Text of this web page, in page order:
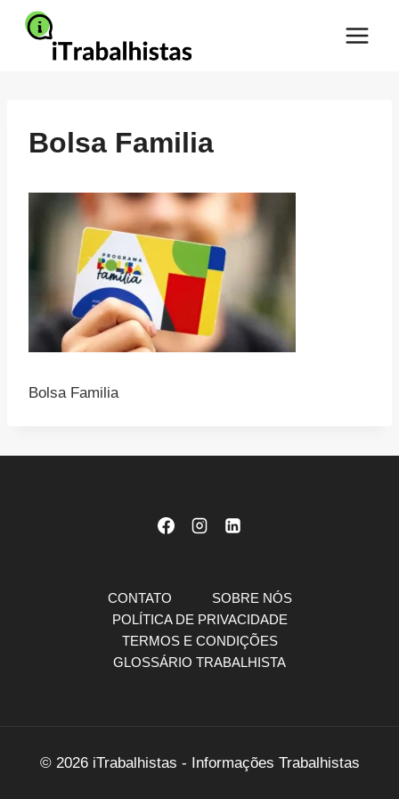
Pular
para
Bolsa Familia
Bolsa Familia
CONTATO
SOBRE NÓS
POLÍTICA DE PRIVACIDADE
TERMOS E CONDIÇÕES
GLOSSÁRIO TRABALHISTA
© 2026 iTrabalhistas - Informações Trabalhistas